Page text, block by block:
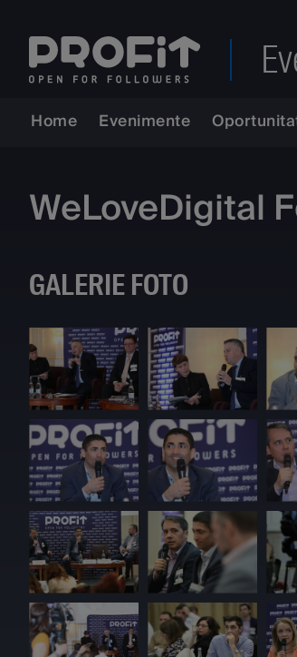
Home Evenimente
WeLoveDigital
GALERIE FOTO